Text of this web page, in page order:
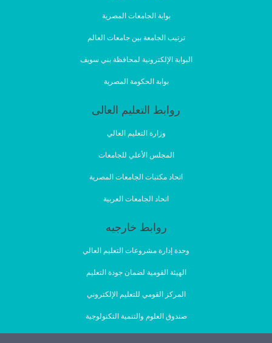
بوابة الجامعات المصرية
ترتيب الجامعة بين جامعات العالم
البوابة الإلكترونية لمحافظة بني سويف
بوابة الحكومة المصرية
روابط التعليم العالى
وزارة التعليم العالي
المجلس الأعلي للجامعات
اتحاد مكتبات الجامعات المصرية
اتحاد الجامعات العربية
روابط خارجيه
وحدة إدارة مشروعات التعليم العالي
الهيئة القومية لضمان جودة التعليم
المركز القومي للتعليم الإلكتروني
صندوق العلوم والتنمية التكنولوجية